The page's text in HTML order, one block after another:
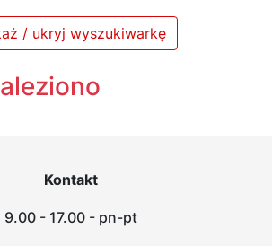
/ ukryj wyszukiwarkę
Kontakt
9.00 - 17.00 - pn-pt